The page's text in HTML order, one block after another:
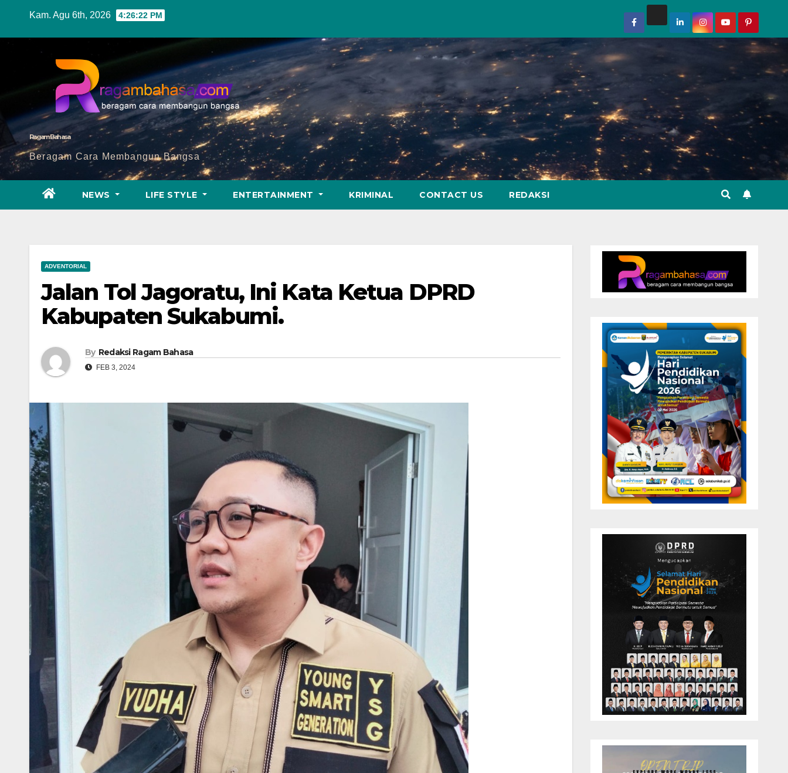
Kam. Agu 6th, 2026 4:26:24 PM
Ragam Bahasa
Beragam Cara Membangun Bangsa
NEWS LIFE STYLE ENTERTAINMENT KRIMINAL CONTACT US REDAKSI
ADVENTORIAL
Jalan Tol Jagoratu, Ini Kata Ketua DPRD
Kabupaten Sukabumi.
By Redaksi Ragam Bahasa
FEB 3, 2024